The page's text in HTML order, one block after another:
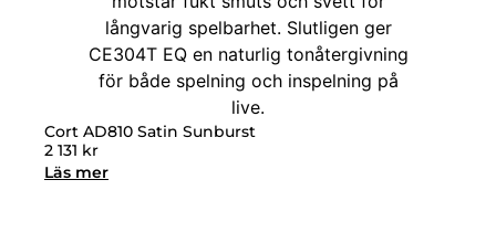
Cort AD810 Satin Sunburst
2 131 kr
Läs mer